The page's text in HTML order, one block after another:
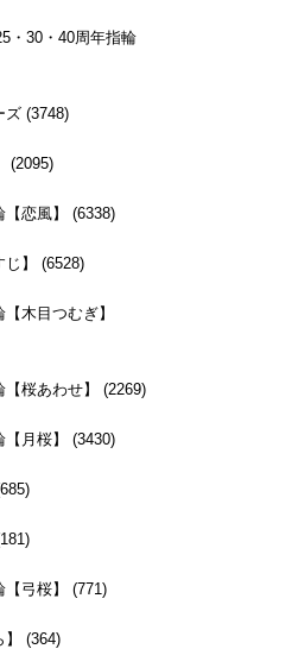
・30・40周年指輪
ズ (3748)
(2095)
【恋風】 (6338)
じ】 (6528)
木目つむぎ】
桜あわせ】 (2269)
【月桜】 (3430)
【弓桜】 (771)
】 (364)